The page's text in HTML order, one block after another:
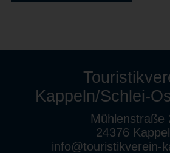
Kappeln/Schlei-
Mühlenstraße
24376
info@touristikverein-